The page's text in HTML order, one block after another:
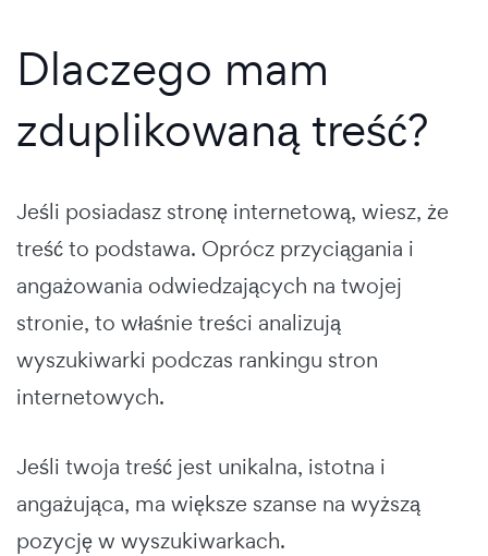
Dlaczego mam
zduplikowaną treść?
Jeśli posiadasz stronę internetową, wiesz, że
treść to podstawa. Oprócz przyciągania i
angażowania odwiedzających na twojej
stronie, to właśnie treści analizują
wyszukiwarki podczas rankingu stron
internetowych.
Jeśli twoja treść jest unikalna, istotna i
angażująca, ma większe szanse na wyższą
pozycję w wyszukiwarkach.